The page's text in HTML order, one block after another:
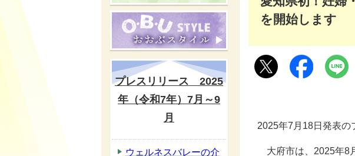
を開始します
2025年7月18日発表の
大府市は、2025年8
プレスリリース 2025
年（令和7年）7月～9
月
ウェルネスバレーの介